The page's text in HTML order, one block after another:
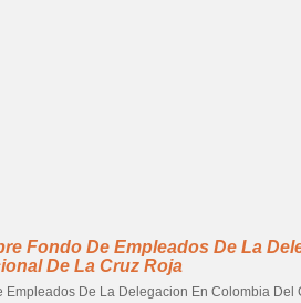
Fondo De Empleados De La
De La Cruz Roja
Empleados De La Delegacion En Colombia